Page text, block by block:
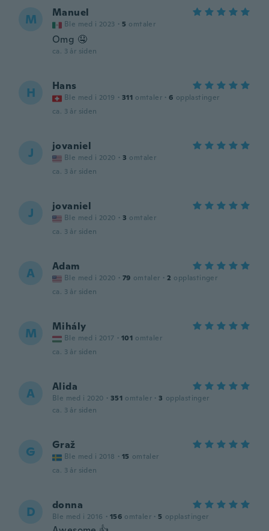
M Manuel
Ble med i 2023 · 5 omtaler
Omg 🤤
ca. 3 år siden
H Hans
Ble med i 2019 · 311 omtaler · 6 opplastinger
ca. 3 år siden
J jovaniel
Ble med i 2020 · 3 omtaler
ca. 3 år siden
J jovaniel
Ble med i 2020 · 3 omtaler
ca. 3 år siden
A Adam
Ble med i 2020 · 79 omtaler · 2 opplastinger
ca. 3 år siden
M Mihály
Ble med i 2017 · 101 omtaler
ca. 3 år siden
A Alida
Ble med i 2020 · 351 omtaler · 3 opplastinger
ca. 3 år siden
G Graž
Ble med i 2018 · 15 omtaler
ca. 3 år siden
D donna
Ble med i 2016 · 156 omtaler · 5 opplastinger